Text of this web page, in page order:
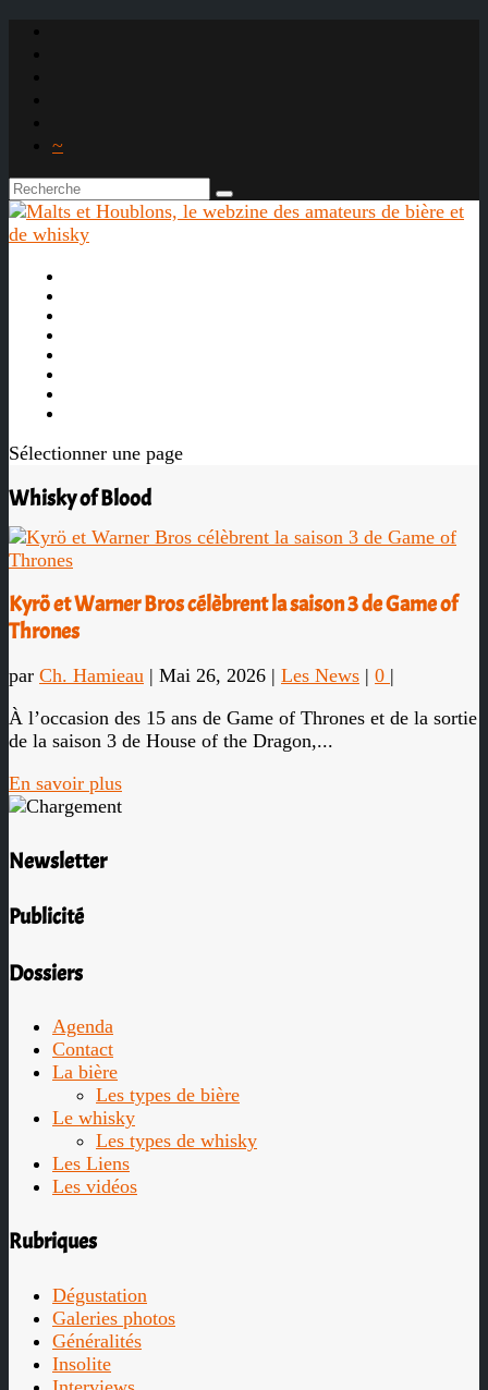
~
Sélectionner une page
Whisky of Blood
Kyrö et Warner Bros célèbrent la saison 3 de Game of
Thrones
par Ch. Hamieau | Mai 26, 2026 | Les News | 0 |
À l’occasion des 15 ans de Game of Thrones et de la sortie
de la saison 3 de House of the Dragon,...
En savoir plus
Newsletter
Publicité
Dossiers
Agenda
Contact
La bière
Les types de bière
Le whisky
Les types de whisky
Les Liens
Les vidéos
Rubriques
Dégustation
Galeries photos
Généralités
Insolite